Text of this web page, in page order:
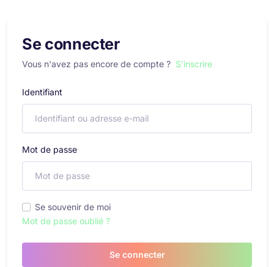
Se connecter
Vous n'avez pas encore de compte ? S'inscrire
Identifiant
Mot de passe
Se souvenir de moi
Mot de passe oublié ?
Se connecter